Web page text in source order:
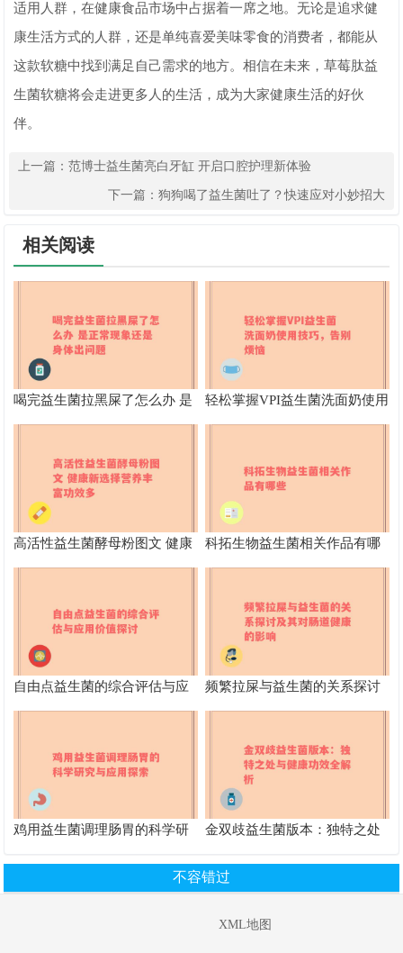
适用人群，在健康食品市场中占据着一席之地。无论是追求健
康生活方式的人群，还是单纯喜爱美味零食的消费者，都能从
这款软糖中找到满足自己需求的地方。相信在未来，草莓肽益
生菌软糖将会走进更多人的生活，成为大家健康生活的好伙
伴。
上一篇：范博士益生菌亮白牙缸 开启口腔护理新体验
下一篇： 狗狗喝了益生菌吐了？快速应对小妙招大
相关阅读
喝完益生菌拉黑屎了怎么办 是
正常现象还是身体出问题
轻松掌握VPI益生菌洗面奶使用
技巧，告别烦恼
高活性益生菌酵母粉图文 健康
新选择营养丰富功效多
科拓生物益生菌相关作品有哪
些
自由点益生菌的综合评估与应
用价值探讨
频繁拉屎与益生菌的关系探讨
及其对肠道健康的影响
鸡用益生菌调理肠胃的科学研
金双歧益生菌版本：独特之处
不容错过
XML地图